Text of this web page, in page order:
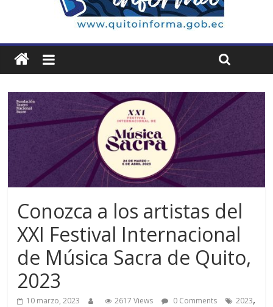
Conozca a los artistas del
XXI Festival Internacional
de Música Sacra de Quito,
2023
10 marzo, 2023 2617 Views 0 Comments 2023,